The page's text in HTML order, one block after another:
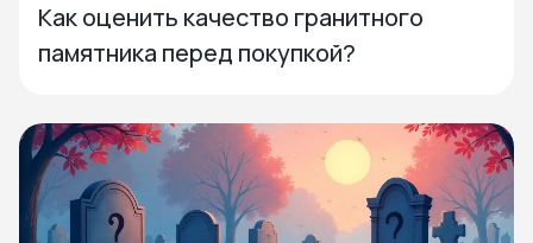
Как оценить качество гранитного
памятника перед покупкой?